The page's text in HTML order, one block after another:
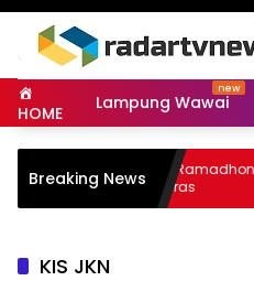
HOME Lampung Wawai
Breaking News
AKBP Ramadhona Target
& Curas
KIS JKN